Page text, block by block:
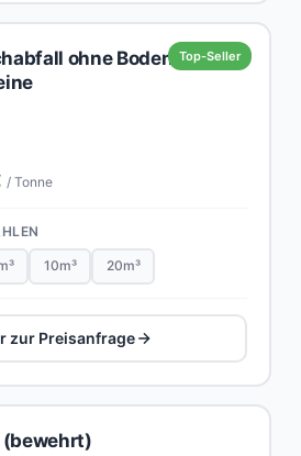
Top-Seller
ohne Boden,
/ Tonne
10m³ 20m³
zur Preisanfrage
(bewehrt)